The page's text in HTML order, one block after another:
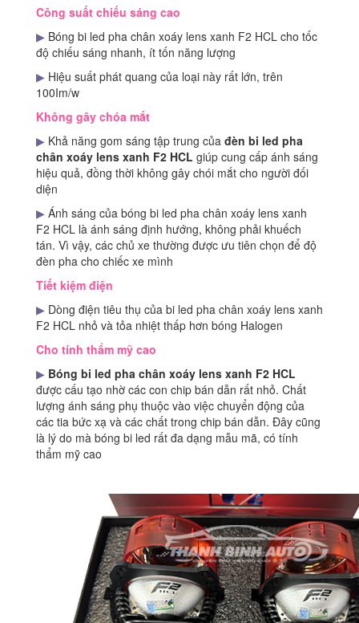
Công suất chiếu sáng cao
▶ Bóng bi led pha chân xoáy lens xanh F2 HCL cho tốc
độ chiếu sáng nhanh, ít tốn năng lượng
▶ Hiệu suất phát quang của loại này rất lớn, trên
100Im/w
Không gây chóa mắt
▶ Khả năng gom sáng tập trung của đèn bi led pha
chân xoáy lens xanh F2 HCL giúp cung cấp ánh sáng
hiệu quả, đồng thời không gây chói mắt cho người đối
diện
▶ Ánh sáng của bóng bi led pha chân xoáy lens xanh
F2 HCL là ánh sáng định hướng, không phải khuếch
tán. Vì vậy, các chủ xe thường được ưu tiên chọn để độ
đèn pha cho chiếc xe mình
Tiết kiệm điện
▶ Dòng điện tiêu thụ của bi led pha chân xoáy lens xanh
F2 HCL nhỏ và tỏa nhiệt thấp hơn bóng Halogen
Cho tính thẩm mỹ cao
▶ Bóng bi led pha chân xoáy lens xanh F2 HCL
được cấu tạo nhờ các con chip bán dẫn rất nhỏ. Chất
lượng ánh sáng phụ thuộc vào việc chuyển động của
các tia bức xạ và các chất trong chip bán dẫn. Đây cũng
là lý do mà bóng bi led rất đa dạng mẫu mã, có tính
thẩm mỹ cao